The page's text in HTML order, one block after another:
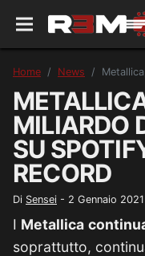
Home News Metallica,
MILIARDO
SU
RECORD
Di Sensei - 2 Gennaio 2021
I Metallica
soprattutto,